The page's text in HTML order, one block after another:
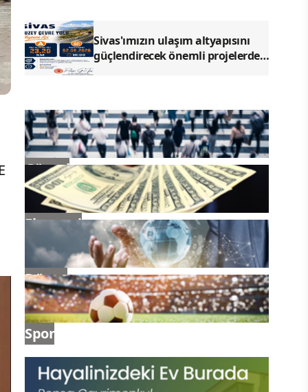
Sivas'ımızın ulaşım altyapısını
güçlendirecek önemli projelerden
Güncel
Ekonomi
Dünya
Spor